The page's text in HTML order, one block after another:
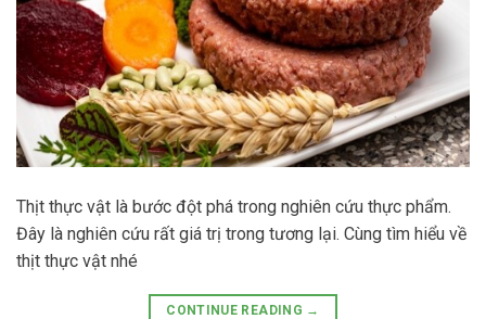
Thịt thực vật là bước đột phá trong nghiên cứu thực phẩm.
Đây là nghiên cứu rất giá trị trong tương lại. Cùng tìm hiểu về
thịt thực vật nhé
CONTINUE READING →